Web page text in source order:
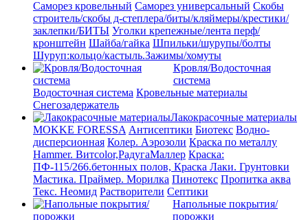
Саморез кровельный Саморез универсальный Скобы
строитель/скобы д-степлера/биты/кляймеры/крестики/
заклепки/БИТЫ Уголки крепежные/лента перф/
кронштейн Шайба/гайка Шпильки/шурупы/болты
Шуруп:кольцо/кастыль.Зажимы/хомуты
Кровля/Водосточная
система
Водосточная система Кровельные материалы
Снегозадержатель
Лакокрасочные материалы
MOKKE FORESSA Антисептики Биотекс Водно-
дисперсионная Колер. Аэрозоли Краска по металлу
Hammer. Витcolor,РадугаМаллер Краска:
ПФ-115/266.бетонных полов, Краска Лаки. Грунтовки
Мастика. Праймер. Морилка Пинотекс Пропитка аква
Текс. Неомид Растворители Септики
Напольные покрытия/
порожки